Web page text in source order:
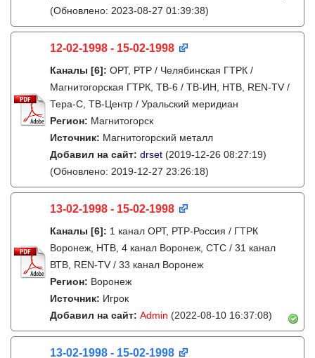
(Обновлено: 2023-08-27 01:39:38)
12-02-1998 - 15-02-1998
Каналы [6]: ОРТ, РТР / Челябинская ГТРК /
Магнитогорская ГТРК, ТВ-6 / ТВ-ИН, НТВ, REN-TV /
Тера-С, ТВ-Центр / Уральский меридиан
Регион: Магнитогорск
Источник: Магнитогорский металл
Добавил на сайт: drset (2019-12-26 08:27:19)
(Обновлено: 2019-12-27 23:26:18)
13-02-1998 - 15-02-1998
Каналы [6]: 1 канал ОРТ, РТР-Россия / ГТРК
Воронеж, НТВ, 4 канал Воронеж, СТС / 31 канал
ВТВ, REN-TV / 33 канал Воронеж
Регион: Воронеж
Источник: Игрок
Добавил на сайт: Admin (2022-08-10 16:37:08)
13-02-1998 - 15-02-1998